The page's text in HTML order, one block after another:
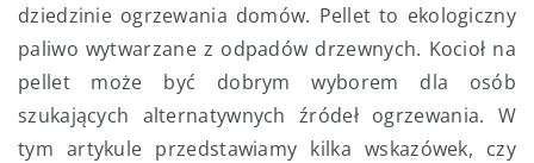
dziedzinie ogrzewania domów. Pellet to ekologiczny
paliwo wytwarzane z odpadów drzewnych. Kocioł na
pellet może być dobrym wyborem dla osób
szukających alternatywnych źródeł ogrzewania. W
tym artykule przedstawiamy kilka wskazówek, czy